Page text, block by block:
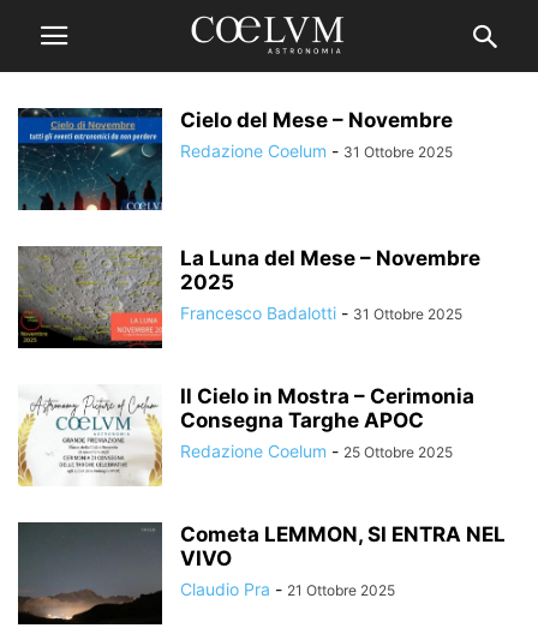
Cielo del Mese – Novembre
Redazione Coelum - 31 Ottobre 2025
La Luna del Mese – Novembre
2025
Francesco Badalotti - 31 Ottobre 2025
Il Cielo in Mostra – Cerimonia
Consegna Targhe APOC
Redazione Coelum - 25 Ottobre 2025
Cometa LEMMON, SI ENTRA NEL
VIVO
Claudio Pra - 21 Ottobre 2025